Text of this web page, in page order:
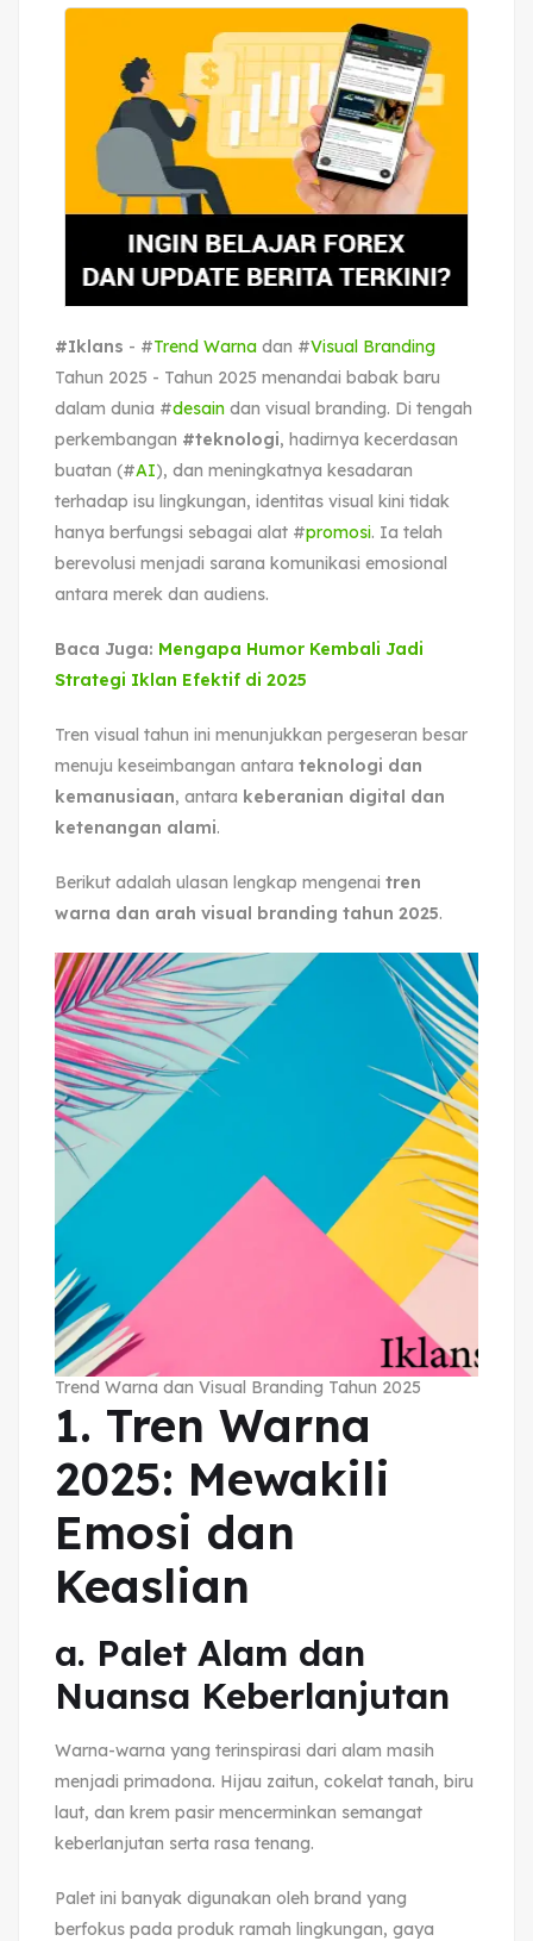
#Iklans - #Trend Warna dan #Visual Branding
Tahun 2025 - Tahun 2025 menandai babak baru
dalam dunia #desain dan visual branding. Di tengah
perkembangan #teknologi, hadirnya kecerdasan
buatan (#AI), dan meningkatnya kesadaran
terhadap isu lingkungan, identitas visual kini tidak
hanya berfungsi sebagai alat #promosi. Ia telah
berevolusi menjadi sarana komunikasi emosional
antara merek dan audiens.
Baca Juga: Mengapa Humor Kembali Jadi
Strategi Iklan Efektif di 2025
Tren visual tahun ini menunjukkan pergeseran besar
menuju keseimbangan antara teknologi dan
kemanusiaan, antara keberanian digital dan
ketenangan alami.
Berikut adalah ulasan lengkap mengenai tren
warna dan arah visual branding tahun 2025.
Trend Warna dan Visual Branding Tahun 2025
1. Tren Warna
2025: Mewakili
Emosi dan
Keaslian
a. Palet Alam dan
Nuansa Keberlanjutan
Warna-warna yang terinspirasi dari alam masih
menjadi primadona. Hijau zaitun, cokelat tanah, biru
laut, dan krem pasir mencerminkan semangat
keberlanjutan serta rasa tenang.
Palet ini banyak digunakan oleh brand yang
berfokus pada produk ramah lingkungan, gaya